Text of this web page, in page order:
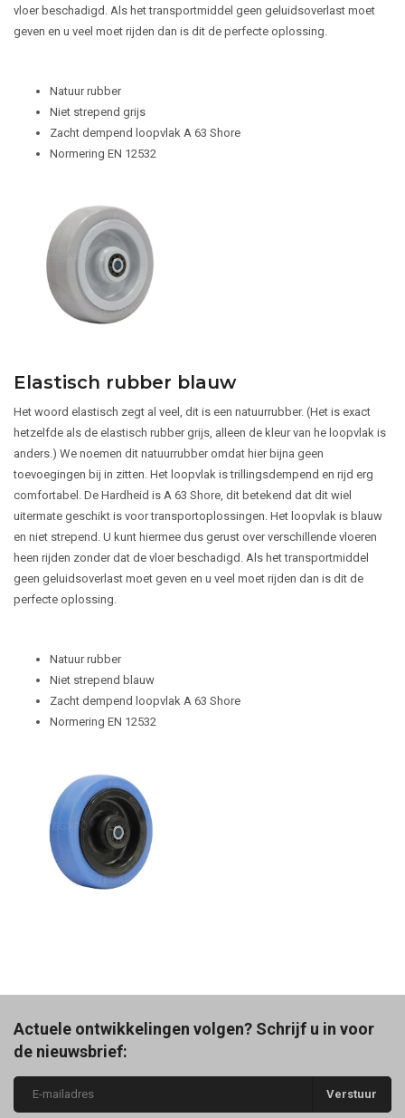
vloer beschadigd. Als het transportmiddel geen geluidsoverlast moet
geven en u veel moet rijden dan is dit de perfecte oplossing.
Natuur rubber
Niet strepend grijs
Zacht dempend loopvlak A 63 Shore
Normering EN 12532
Elastisch rubber blauw
Het woord elastisch zegt al veel, dit is een natuurrubber. (Het is exact
hetzelfde als de elastisch rubber grijs, alleen de kleur van he loopvlak is
anders.) We noemen dit natuurrubber omdat hier bijna geen
toevoegingen bij in zitten. Het loopvlak is trillingsdempend en rijd erg
comfortabel. De Hardheid is A 63 Shore, dit betekend dat dit wiel
uitermate geschikt is voor transportoplossingen. Het loopvlak is blauw
en niet strepend. U kunt hiermee dus gerust over verschillende vloeren
heen rijden zonder dat de vloer beschadigd. Als het transportmiddel
geen geluidsoverlast moet geven en u veel moet rijden dan is dit de
perfecte oplossing.
Natuur rubber
Niet strepend blauw
Zacht dempend loopvlak A 63 Shore
Normering EN 12532
Actuele ontwikkelingen volgen? Schrijf u in voor
de nieuwsbrief:
Verstuur